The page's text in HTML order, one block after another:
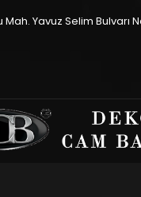
Mah. Yavuz Selim Bulvarı